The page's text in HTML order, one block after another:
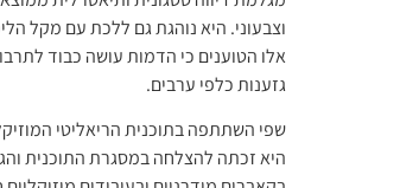
וצבעוני. היא נוהגת גם ללכת עם מקל
אלו הטוענים כי הדמות עושה כבוד
גזענות כלפי ערבים.
היא זכתה להצלחה במסגרת התוכנית